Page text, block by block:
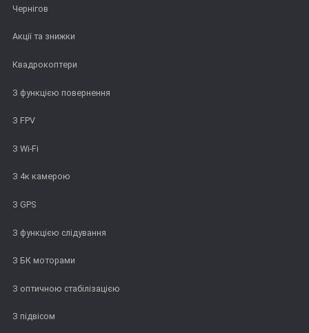
Чернігов
Акції та знижки
Квадрокоптери
З функцією повернення
З FPV
З Wi-Fi
З 4к камерою
З GPS
З функцією слідування
З БК моторами
З оптичною стабілізацією
З підвісом